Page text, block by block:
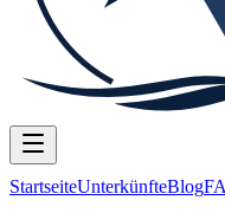
StartseiteUnterkünfteBlog